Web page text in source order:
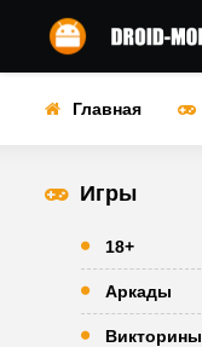
Главная
Игры
18+
Аркады
Викторины